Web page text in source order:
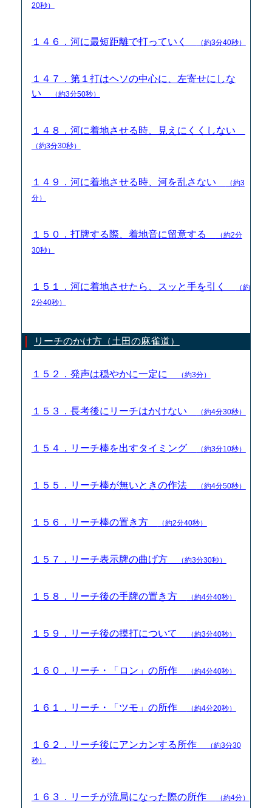
20秒）
１４６．河に最短距離で打っていく （約3分40秒）
１４７．第１打はヘソの中心に、左寄せにしな
い
（約3分50秒）
１４８．河に着地させる時、見えにくくしない
（約3分30秒）
１４９．河に着地させる時、河を乱さない
（約3
分）
１５０．打牌する際、着地音に留意する
（約2分
30秒）
１５１．河に着地させたら、スッと手を引く
（約
2分40秒）
リーチのかけ方（土田の麻雀道）
１５２．発声は穏やかに一定に （約3分）
１５３．長考後にリーチはかけない （約4分30秒）
１５４．リーチ棒を出すタイミング （約3分10秒）
１５５．リーチ棒が無いときの作法 （約4分50秒）
１５６．リーチ棒の置き方 （約2分40秒）
１５７．リーチ表示牌の曲げ方 （約3分30秒）
１５８．リーチ後の手牌の置き方 （約4分40秒）
１５９．リーチ後の摸打について （約3分40秒）
１６０．リーチ・「ロン」の所作 （約4分40秒）
１６１．リーチ・「ツモ」の所作 （約4分20秒）
１６２．リーチ後にアンカンする所作
（約3分30
秒）
１６３．リーチが流局になった際の所作 （約4分）